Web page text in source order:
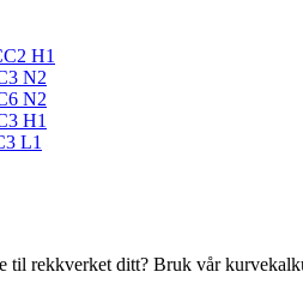
H1
N2
N2
H1
L1
til rekkverket ditt? Bruk vår